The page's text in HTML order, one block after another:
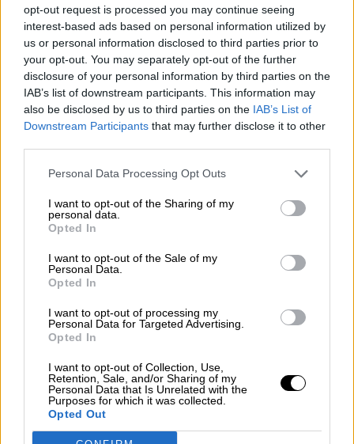
opt-out request is processed you may continue seeing
interest-based ads based on personal information utilized by
us or personal information disclosed to third parties prior to
your opt-out. You may separately opt-out of the further
disclosure of your personal information by third parties on the
IAB’s list of downstream participants. This information may
also be disclosed by us to third parties on the IAB’s List of
Downstream Participants that may further disclose it to other
Personal Data Processing Opt Outs
I want to opt-out of the Sharing of my
personal data.
Opted In
I want to opt-out of the Sale of my
Personal Data.
Opted In
I want to opt-out of processing my
Personal Data for Targeted Advertising.
Opted In
I want to opt-out of Collection, Use,
Retention, Sale, and/or Sharing of my
Personal Data that Is Unrelated with the
Purposes for which it was collected.
Opted Out
Imagen del ministro de Ciencia e Innovación, Pedro Duque. Foto: Europa Press
(Archivo).
El Gobierno apuesta por la Ciencia
aumentando el gasto no financiero en
I+D+i un 59,4% en los Presupuestos
Más artículos de este autor
viernes, 30 de octubre de 2020
OPINIONES DIVERSAS